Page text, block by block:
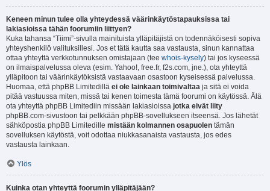
Keneen minun tulee olla yhteydessä väärinkäytöstapauksissa tai
lakiasioissa tähän foorumiin liittyen?
Kuka tahansa “Tiimi”-sivulla mainituista ylläpitäjistä on todennäköisesti sopiva
yhteyshenkilö valituksillesi. Jos et tätä kautta saa vastausta, sinun kannattaa
ottaa yhteyttä verkkotunnuksen omistajaan (tee whois-kysely) tai jos kyseessä
on ilmaispalvelussa oleva (esim. Yahoo!, free.fr, f2s.com, jne.), ota yhteyttä
ylläpitoon tai väärinkäytöksistä vastaavaan osastoon kyseisessä palvelussa.
Huomaa, että phpBB Limitedillä ei ole lainkaan toimivaltaa ja sitä ei voida
pitää vastuussa miten, missä tai kenen toimesta tämä foorumi on käytössä. Älä
ota yhteyttä phpBB Limitediin missään lakiasioissa jotka eivät liity
phpBB.com-sivustoon tai pelkkään phpBB-sovellukseen itseensä. Jos lähetät
sähköpostia phpBB Limitedille mistään kolmannen osapuolen tämän
sovelluksen käytöstä, voit odottaa niukkasanaista vastausta, jos edes
vastausta lainkaan.
Ylös
Kuinka otan yhteyttä foorumin ylläpitäjään?